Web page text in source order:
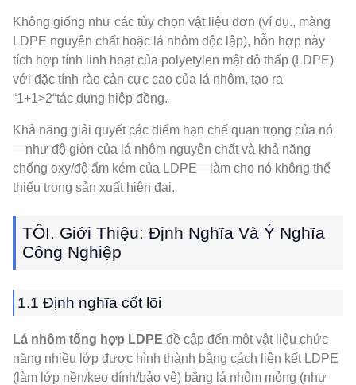
Không giống như các tùy chọn vật liệu đơn (ví dụ., màng
LDPE nguyên chất hoặc lá nhôm độc lập), hỗn hợp này
tích hợp tính linh hoạt của polyetylen mật độ thấp (LDPE)
với đặc tính rào cản cực cao của lá nhôm, tạo ra
“1+1>2“tác dụng hiệp đồng.
Khả năng giải quyết các điểm hạn chế quan trọng của nó
—như độ giòn của lá nhôm nguyên chất và khả năng
chống oxy/độ ẩm kém của LDPE—làm cho nó không thể
thiếu trong sản xuất hiện đại.
TÔI. Giới Thiệu: Định Nghĩa Và Ý Nghĩa
Công Nghiệp
1.1 Định nghĩa cốt lõi
Lá nhôm tổng hợp LDPE đề cập đến một vật liệu chức
năng nhiều lớp được hình thành bằng cách liên kết LDPE
(làm lớp nền/keo dính/bảo vệ) bằng lá nhôm mỏng (như